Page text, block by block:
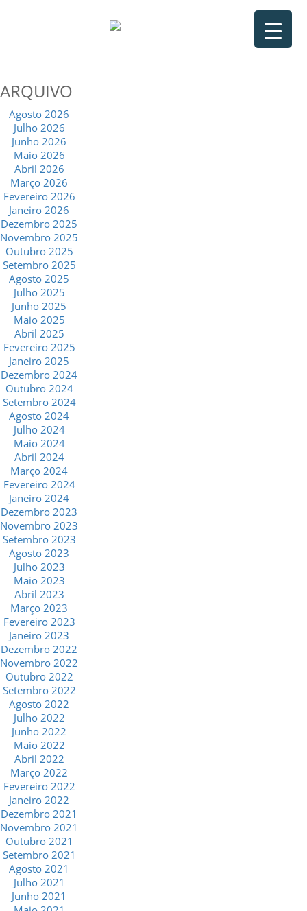
ARQUIVO
Agosto 2026
Julho 2026
Junho 2026
Maio 2026
Abril 2026
Março 2026
Fevereiro 2026
Janeiro 2026
Dezembro 2025
Novembro 2025
Outubro 2025
Setembro 2025
Agosto 2025
Julho 2025
Junho 2025
Maio 2025
Abril 2025
Fevereiro 2025
Janeiro 2025
Dezembro 2024
Outubro 2024
Setembro 2024
Agosto 2024
Julho 2024
Maio 2024
Abril 2024
Março 2024
Fevereiro 2024
Janeiro 2024
Dezembro 2023
Novembro 2023
Setembro 2023
Agosto 2023
Julho 2023
Maio 2023
Abril 2023
Março 2023
Fevereiro 2023
Janeiro 2023
Dezembro 2022
Novembro 2022
Outubro 2022
Setembro 2022
Agosto 2022
Julho 2022
Junho 2022
Maio 2022
Abril 2022
Março 2022
Fevereiro 2022
Janeiro 2022
Dezembro 2021
Novembro 2021
Outubro 2021
Setembro 2021
Agosto 2021
Julho 2021
Junho 2021